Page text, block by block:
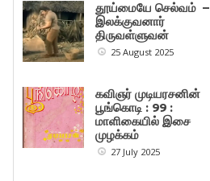
தூய்மையே செல்வம் –
இலக்குவனார்
திருவள்ளுவன்
25 August 2025
கவிஞர் முடியரசனின்
பூங்கொடி : 99 :
மாளிகையில் இசை
முழக்கம்
27 July 2025